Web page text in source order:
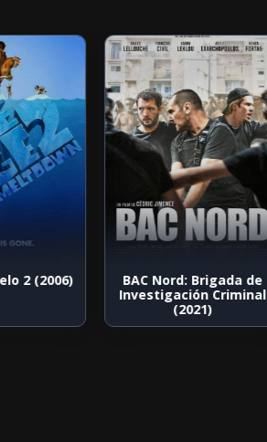
2 (2006)
BAC Nord: Brigada de
Investigación Criminal
(2021)